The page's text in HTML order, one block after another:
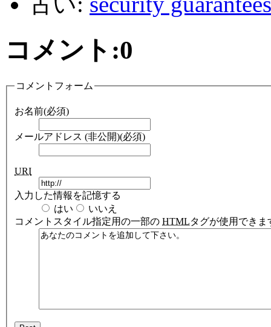
コメント:0
コメントフォーム
お名前(必須)
メールアドレス (非公開)(必須)
URI
入力した情報を記憶する
はい
いいえ
コメント スタイル指定用の一部の HTMLタグが使用できま